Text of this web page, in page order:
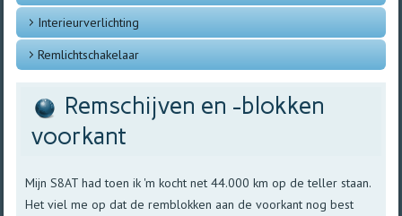
Interieurverlichting
Remlichtschakelaar
Remschijven en -blokken
voorkant
Mijn S8AT had toen ik 'm kocht net 44.000 km op de teller staan.
Het viel me op dat de remblokken aan de voorkant nog best